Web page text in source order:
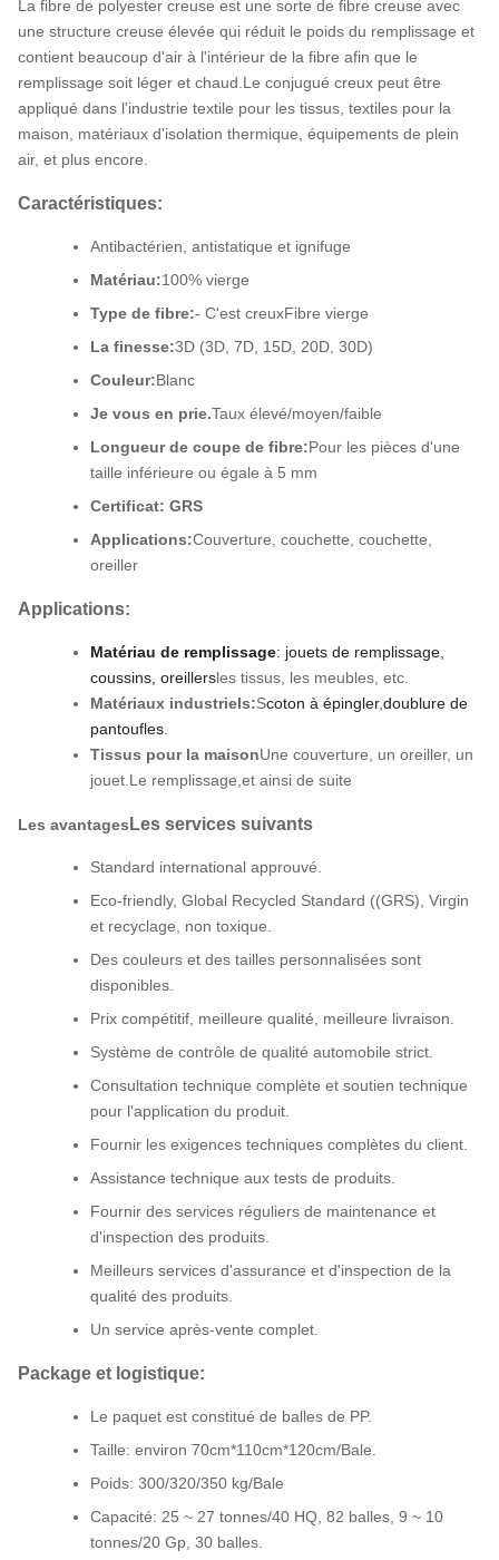
La fibre de polyester creuse est une sorte de fibre creuse avec
une structure creuse élevée qui réduit le poids du remplissage et
contient beaucoup d'air à l'intérieur de la fibre afin que le
remplissage soit léger et chaud.Le conjugué creux peut être
appliqué dans l'industrie textile pour les tissus, textiles pour la
maison, matériaux d'isolation thermique, équipements de plein
air, et plus encore.
Caractéristiques:
Antibactérien, antistatique et ignifuge
Matériau:100% vierge
Type de fibre:- C'est creuxFibre vierge
La finesse:3D (3D, 7D, 15D, 20D, 30D)
Couleur:Blanc
Je vous en prie.Taux élevé/moyen/faible
Longueur de coupe de fibre:Pour les pièces d'une
taille inférieure ou égale à 5 mm
Certificat: GRS
Applications:Couverture, couchette, couchette,
oreiller
Applications:
Matériau de remplissage: jouets de remplissage,
coussins, oreillersles tissus, les meubles, etc.
Matériaux industriels:Scoton à épingler,doublure de
pantoufles
Tissus pour la maisonUne couverture, un oreiller, un
jouet. Le remplissage, et ainsi de suite
Les avantages Les services suivants
Standard international approuvé.
Eco-friendly, Global Recycled Standard ((GRS), Virgin
et recyclage, non toxique.
Des couleurs et des tailles personnalisées sont
disponibles.
Prix compétitif, meilleure qualité, meilleure livraison.
Système de contrôle de qualité automobile strict.
Consultation technique complète et soutien technique
pour l'application du produit.
Fournir les exigences techniques complètes du client.
Assistance technique aux tests de produits.
Fournir des services réguliers de maintenance et
d'inspection des produits.
Meilleurs services d'assurance et d'inspection de la
qualité des produits.
Un service après-vente complet.
Package et logistique:
Le paquet est constitué de balles de PP.
Taille: environ 70cm*110cm*120cm/Bale.
Poids: 300/320/350 kg/Bale
Capacité: 25 ~ 27 tonnes/40 HQ, 82 balles, 9 ~ 10
tonnes/20 Gp, 30 balles.